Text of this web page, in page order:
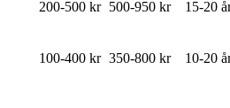
200-500 kr 500-950 kr 15-20
100-400 kr 350-800 kr 10-20